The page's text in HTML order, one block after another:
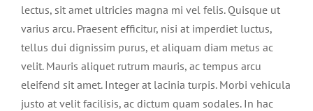
lectus, sit amet ultricies magna mi vel felis. Quisque ut
varius arcu. Praesent efficitur, nisi at imperdiet luctus,
tellus dui dignissim purus, et aliquam diam metus ac
velit. Mauris aliquet rutrum mauris, ac tempus arcu
eleifend sit amet. Integer at lacinia turpis. Morbi vehicula
justo at velit facilisis, ac dictum quam sodales. In hac